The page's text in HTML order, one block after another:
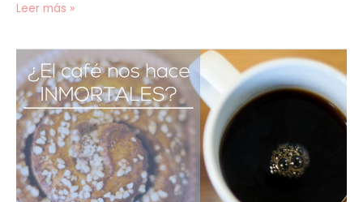
Leer más »
café
nos
hace
inmortales?